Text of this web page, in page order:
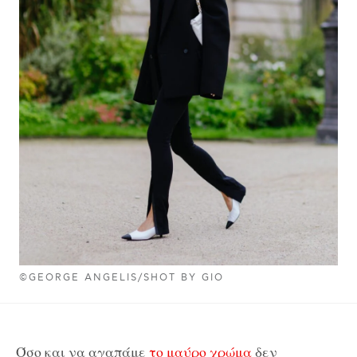
©GEORGE ANGELIS/SHOT BY GIO
Όσο και να αγαπάμε το μαύρο χρώμαδεν